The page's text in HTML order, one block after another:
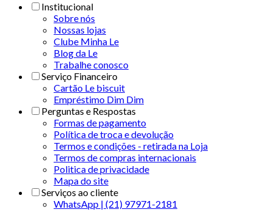
Institucional
Sobre nós
Nossas lojas
Clube Minha Le
Blog da Le
Trabalhe conosco
Serviço Financeiro
Cartão Le biscuit
Empréstimo Dim Dim
Perguntas e Respostas
Formas de pagamento
Política de troca e devolução
Termos e condições - retirada na Loja
Termos de compras internacionais
Politica de privacidade
Mapa do site
Serviços ao cliente
WhatsApp | (21) 97971-2181